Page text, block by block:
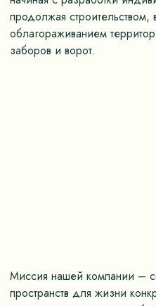
продолжая строительством,
облагораживанием
заборов и ворот.
Миссия нашей компании –
пространств для жизни